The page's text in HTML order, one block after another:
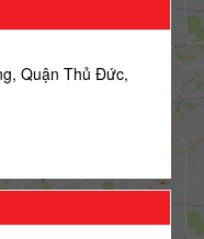
Quận Thủ Đức,